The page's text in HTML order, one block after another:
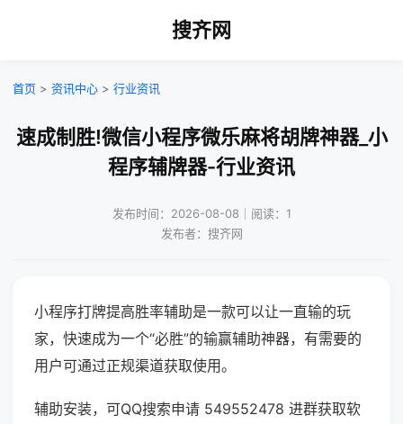
搜齐网
首页 > 资讯中心 > 行业资讯
速成制胜!微信小程序微乐麻将胡牌神器_小
程序辅牌器-行业资讯
发布时间：2026-08-08｜阅读：1
发布者：搜齐网
小程序打牌提高胜率辅助是一款可以让一直输的玩
家，快速成为一个“必胜”的输赢辅助神器，有需要的
用户可通过正规渠道获取使用。
辅助安装，可QQ搜索申请 549552478 进群获取软